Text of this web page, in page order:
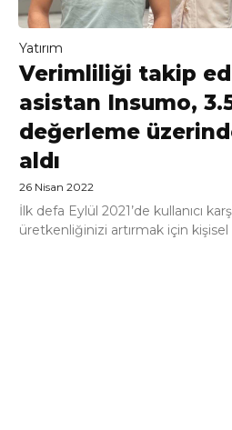
Yatırım
Verimliliği takip
asistan Insumo,
değerleme
aldı
26 Nisan 2022
İlk defa Eylül 2021’de kullanıcı
üretkenliğinizi artırmak için kişisel